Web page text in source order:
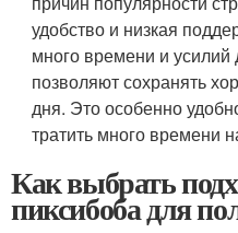
удобство и низкая
много времени и усилий
позволяют сохранять
дня. Это особенно
тратить много времени
Как выбрать
пиксибоба для